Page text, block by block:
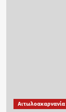
Αιτωλοακαρνανία